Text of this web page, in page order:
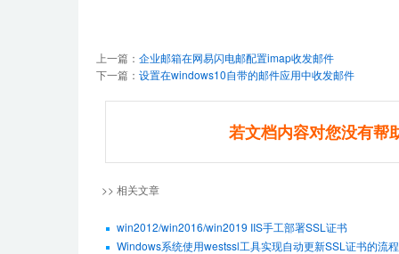
上一篇： 企业邮箱在网易闪电邮配置imap收发邮件
下一篇： 设置在windows10自带的邮件应用中收发邮件
若文档内容对您没有帮
>> 相关文章
win2012/win2016/win2019 IIS手工部署SSL证书
Windows系统使用westssl工具实现自动更新SSL证书的流程